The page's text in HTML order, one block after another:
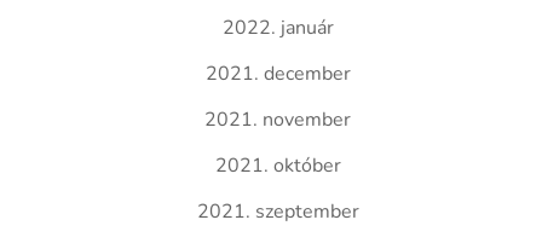
2022. január
2021. december
2021. november
2021. október
2021. szeptember